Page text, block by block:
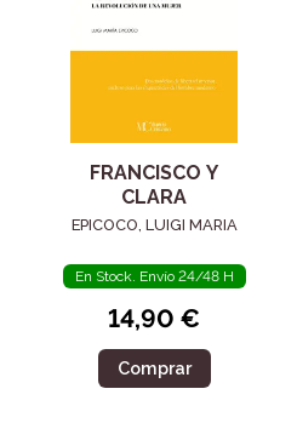
FRANCISCO Y
CLARA
EPICOCO, LUIGI MARIA
En Stock. Envío 24/48 H
14,90 €
Comprar